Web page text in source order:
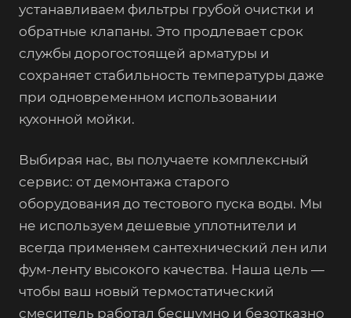
устанавливаем фильтры грубой очистки и
обратные клапаны. Это продлевает срок
службы дорогостоящей арматуры и
сохраняет стабильность температуры даже
при одновременном использовании
кухонной мойки.
Выбирая нас, вы получаете комплексный
сервис: от демонтажа старого
оборудования до тестового пуска воды. Мы
не используем дешевые уплотнители и
всегда применяем сантехнический лен или
фум-ленту высокого качества. Наша цель —
чтобы ваш новый термостатический
смеситель работал бесшумно и безотказно